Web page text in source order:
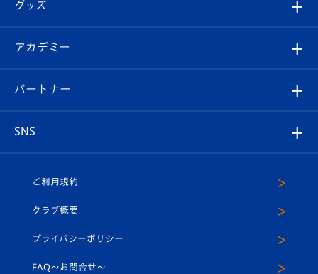
チケット
イベント
メディア
ホームタウン
スタッフプロフィール
マスコット紹介
平和祈念活動
Revive Team
ヴィヴィくんの長崎おもてなしガイド
フォトギャラリー
スタジアムグルメ
V-LOVERS（ファンクラブ）
プレイヤーズスイート
グッズ
オンラインショップ
店舗情報
アカデミー
育成からのお知らせ
U-18
スクール
パートナー
SNS
ヴィヴィくんインスタグラム
公式LINE＠
ご利用規約
クラブ概要
プライバシーポリシー
FAQ〜お問合せ〜